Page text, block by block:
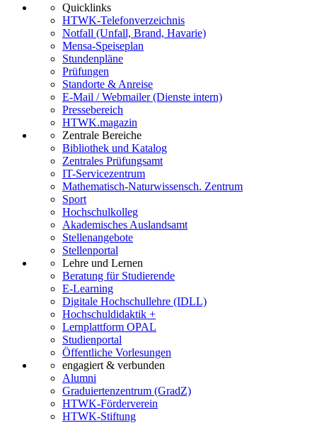
Quicklinks
HTWK-Telefonverzeichnis
Notfall (Unfall, Brand, Havarie)
Mensa-Speiseplan
Stundenpläne
Prüfungen
Standorte & Anreise
E-Mail / Webmailer (Dienste intern)
Pressebereich
HTWK.magazin
Zentrale Bereiche
Bibliothek und Katalog
Zentrales Prüfungsamt
IT-Servicezentrum
Mathematisch-Naturwissensch. Zentrum
Sport
Hochschulkolleg
Akademisches Auslandsamt
Stellenangebote
Stellenportal
Lehre und Lernen
Beratung für Studierende
E-Learning
Digitale Hochschullehre (IDLL)
Hochschuldidaktik +
Lernplattform OPAL
Studienportal
Öffentliche Vorlesungen
engagiert & verbunden
Alumni
Graduiertenzentrum (GradZ)
HTWK-Förderverein
HTWK-Stiftung